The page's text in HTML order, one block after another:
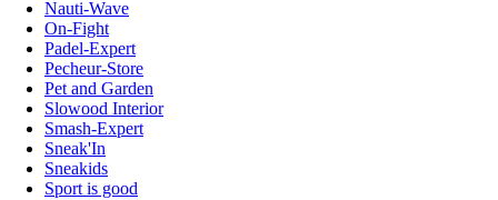
Nauti-Wave
On-Fight
Padel-Expert
Pecheur-Store
Pet and Garden
Slowood Interior
Smash-Expert
Sneak'In
Sneakids
Sport is good